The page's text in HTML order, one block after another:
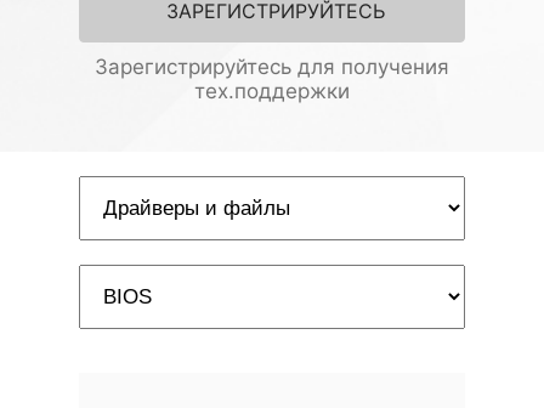
ЗАРЕГИСТРИРУЙТЕСЬ
Зарегистрируйтесь для получения
тех.поддержки